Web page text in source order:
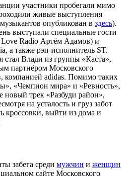
участники пробегали мимо
живые выступления
опубликован в здесь).
выступали специальные гости
Radio Артём Адамов) и
а также рэп-исполнитель ST.
стал Влади из группы «Каста»,
партнёром Московского
компанией adidas. Помимо таких
«Чемпион мира» и «Ревность»,
новый трек «Разбуди район»,
на усталость и груз забот
кроссовки, выйти из дома и
забега среди мужчин и женщин
сайте Московского